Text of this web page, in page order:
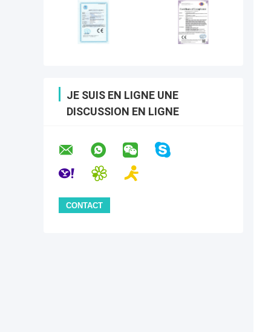
JE SUIS EN LIGNE UNE
DISCUSSION EN LIGNE